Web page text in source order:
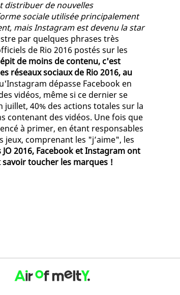
distribuer de nouvelles
sociale utilisée principalement
mais Instagram est devenu la star
par quelques phrases très
de Rio 2016 postés sur les
de moins de contenu, c'est
réseaux sociaux de Rio 2016, au
dépasse Facebook en
vidéos, même si ce dernier se
40% des actions totales sur la
contenant des vidéos. Une fois que
à primer, en étant responsables
jeux, comprenant les "j’aime", les
2016, Facebook et Instagram ont
toucher les marques !